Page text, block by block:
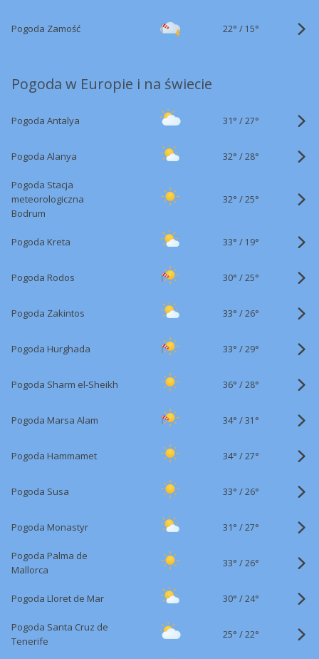
Pogoda Zamość 22° / 15°
Pogoda w Europie i na świecie
Pogoda Antalya 31° /27°
Pogoda Alanya 32° /28°
Pogoda Stacja
meteorologiczna
Bodrum
32° /25°
Pogoda Kreta 33° / 19°
Pogoda Rodos 30° /25°
Pogoda Zakintos 33° /26°
Pogoda Hurghada 33° /29°
Pogoda Sharm el-Sheikh 36° /28°
Pogoda Marsa Alam 34° /31°
Pogoda Hammamet 34° /27°
Pogoda Susa 33° /26°
Pogoda Monastyr 31° /27°
Pogoda Palma de
Mallorca
33° /26°
Pogoda Lloret de Mar 30° /24°
Pogoda Santa Cruz de
Tenerife
25° /22°